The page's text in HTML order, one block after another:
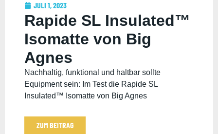
JULI 1, 2023
Rapide SL Insulated™
Isomatte von Big
Agnes
Nachhaltig, funktional und haltbar sollte
Equipment sein: Im Test die Rapide SL
Insulated™ Isomatte von Big Agnes
ZUM BEITRAG